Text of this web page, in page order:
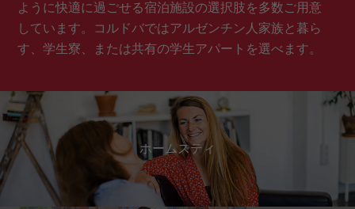
ように快適に過ごせる宿泊施設の選択肢を多数ご用意
しています。コルドバではアルゼンチン人家族と暮ら
す、学生寮、または共有の学生アパートを選べます。
ホームスティ